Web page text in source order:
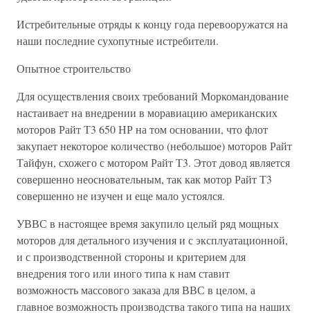
Истребительные отряды к концу года перевооружатся на
наши последние сухопутные истребители.
Опытное строительство
Для осуществления своих требований Моркомандование
настаивает на внедрении в моравиацию американских
моторов Райт Т3 650 НР на том основании, что флот
закупает некоторое количество (небольшое) моторов Райт
Тайфун, схожего с мотором Райт Т3. Этот довод является
совершенно неосновательным, так как мотор Райт Т3
совершенно не изучен и еще мало устоялся.
УВВС в настоящее время закупило целый ряд мощных
моторов для детального изучения и с эксплуатационной,
и с производственной стороны и критерием для
внедрения того или иного типа к нам ставит
возможность массового заказа для ВВС в целом, а
главное возможность производства такого типа на наших